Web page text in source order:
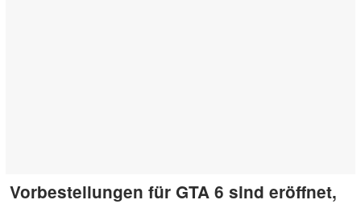
Vorbestellungen für GTA 6 sind eröffnet,